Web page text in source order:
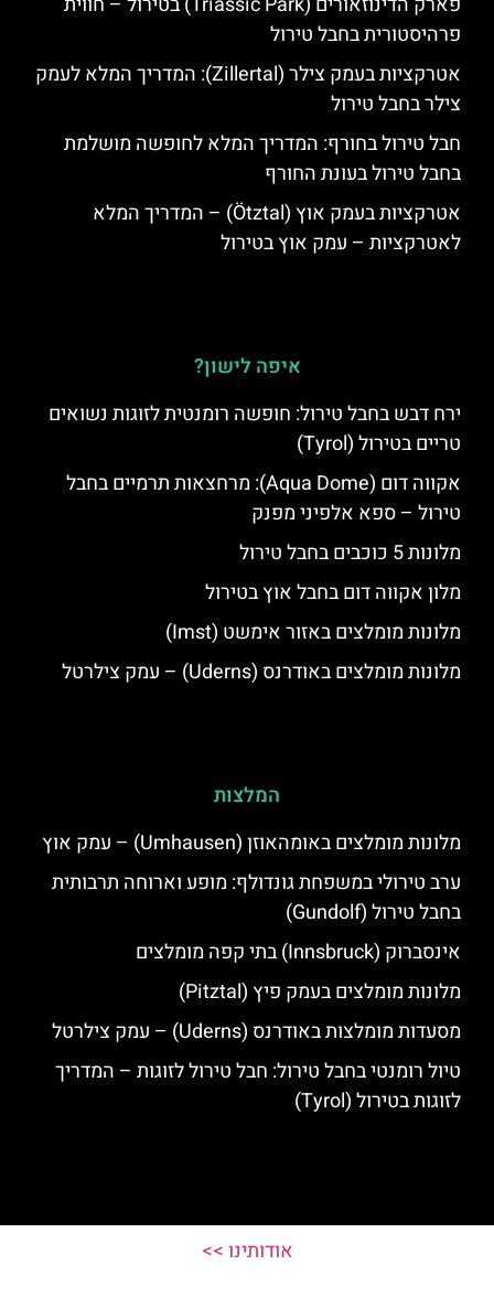
פרהיסטורית בחבל טירול
אטרקציות בעמק צילר (Zillertal): המדריך המלא לעמק
צילר בחבל טירול
חבל טירול בחורף: המדריך המלא לחופשה מושלמת
בחבל טירול בעונת החורף
אטרקציות בעמק אוץ (Ötztal) – המדריך המלא
לאטרקציות – עמק אוץ בטירול
איפה לישון?
ירח דבש בחבל טירול: חופשה רומנטית לזוגות נשואים
טריים בטירול (Tyrol)
אקווה דום (Aqua Dome): מרחצאות תרמיים בחבל
טירול – ספא אלפיני מפנק
מלונות 5 כוכבים בחבל טירול
מלון אקווה דום בחבל אוץ בטירול
מלונות מומלצים באזור אימשט (Imst)
מלונות מומלצים באודרנס (Uderns) – עמק צילרטל
המלצות
מלונות מומלצים באומהאוזן (Umhausen) – עמק אוץ
ערב טירולי במשפחת גונדולף: מופע וארוחה תרבותית
בחבל טירול (Gundolf)
אינסברוק (Innsbruck) בתי קפה מומלצים
מלונות מומלצים בעמק פיץ (Pitztal)
מסעדות מומלצות באודרנס (Uderns) – עמק צילרטל
טיול רומנטי בחבל טירול: חבל טירול לזוגות – המדריך
לזוגות בטירול (Tyrol)
אודותינו >>